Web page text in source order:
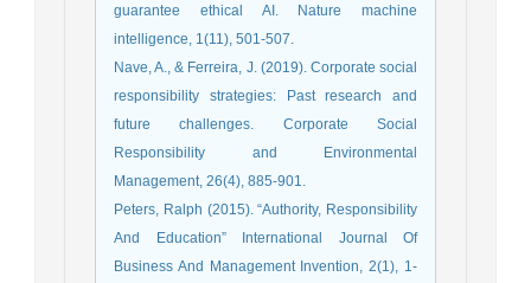
guarantee ethical AI. Nature machine
Nave, A., & Ferreira, J. (2019). Corporate social
responsibility strategies: Past research and
future challenges. Corporate Social
Responsibility and Environmental
Peters, Ralph (2015). “Authority, Responsibility
And Education” International Journal Of
Business And Management Invention, 2(1), 1-